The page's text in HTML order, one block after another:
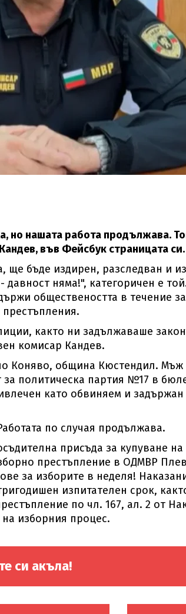
но нашата работа продължава.
във Фейсбук страницата си.
ще бъде издирен, разследван и
давност няма!", категоричен е
обществеността в течение
както ни задължаваше
комисар Кандев.
Коняво, община Кюстендил. Мъж
политическа партия №17 в
като обвиняем и задържан
по случая продължава.
присъда за купуване на
престъпление в ОДМВР
за изборите в неделя!
изпитателен срок,
по чл. 167, ал. 2 от
изборния процес.
си акъла!